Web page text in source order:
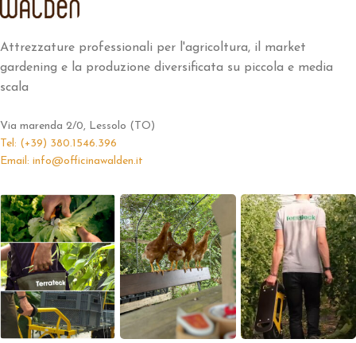
Attrezzature professionali per l'agricoltura, il market
gardening e la produzione diversificata su piccola e media
scala
Via marenda 2/0, Lessolo (TO)
Tel: (+39) 380.1546.396
Email: info@officinawalden.it